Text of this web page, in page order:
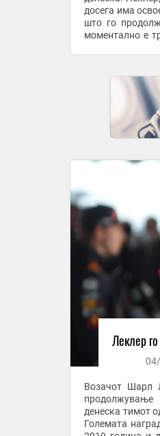
досега има
што го
моментално е
Леклер
Возачот Шарл
денеска тимот
Големата